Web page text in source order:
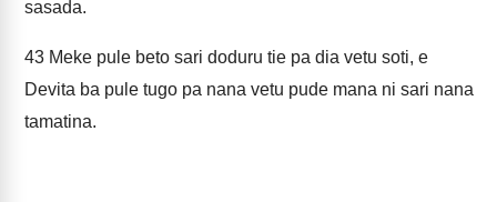
sasada.
43 Meke pule beto sari doduru tie pa dia vetu soti, e
Devita ba pule tugo pa nana vetu pude mana ni sari nana
tamatina.